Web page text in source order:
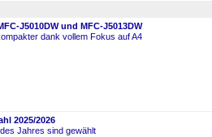
J5010DW und MFC-J5013DW
dank vollem Fokus auf A4
2025/2026
Jahres sind gewählt